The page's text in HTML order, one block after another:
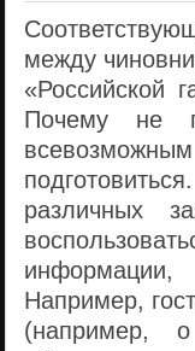
между
«Российской
Почему не
различных
Например,
(например,